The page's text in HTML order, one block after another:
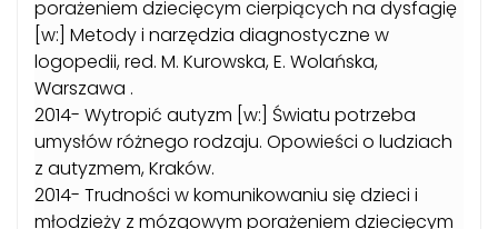
porażeniem dziecięcym cierpiących na dysfagię
[w:] Metody i narzędzia diagnostyczne w
logopedii, red. M. Kurowska, E. Wolańska,
Warszawa .
2014- Wytropić autyzm [w:] Światu potrzeba
umysłów różnego rodzaju. Opowieści o ludziach
z autyzmem, Kraków.
2014- Trudności w komunikowaniu się dzieci i
młodzieży z mózgowym porażeniem dziecięcym